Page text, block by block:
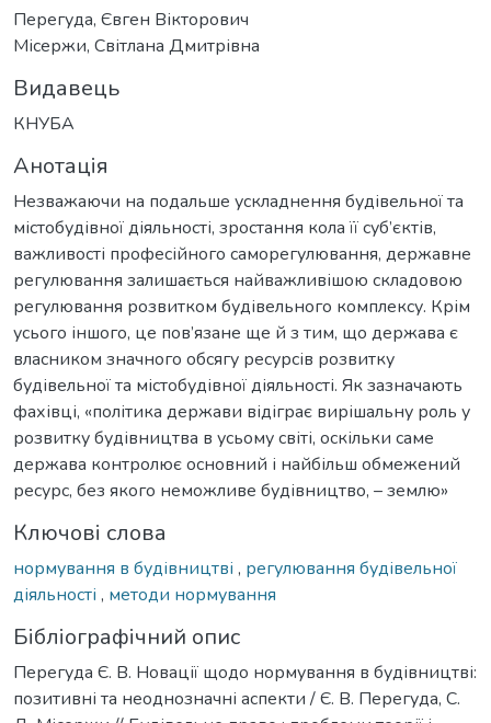
Перегуда, Євген Вікторович
Місержи, Світлана Дмитрівна
Видавець
КНУБА
Анотація
Незважаючи на подальше ускладнення будівельної та
містобудівної діяльності, зростання кола її суб’єктів,
важливості професійного саморегулювання, державне
регулювання залишається найважливішою складовою
регулювання розвитком будівельного комплексу. Крім
усього іншого, це пов’язане ще й з тим, що держава є
власником значного обсягу ресурсів розвитку
будівельної та містобудівної діяльності. Як зазначають
фахівці, «політика держави відіграє вирішальну роль у
розвитку будівництва в усьому світі, оскільки саме
держава контролює основний і найбільш обмежений
ресурс, без якого неможливе будівництво, – землю»
Ключові слова
нормування в будівництві , регулювання будівельної
діяльності , методи нормування
Бібліографічний опис
Перегуда Є. В. Новації щодо нормування в будівництві:
позитивні та неоднозначні аспекти / Є. В. Перегуда, С.